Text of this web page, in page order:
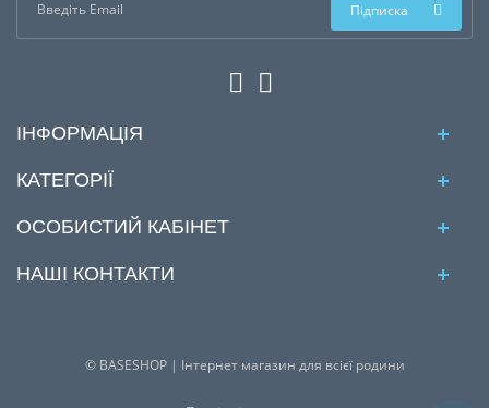
Підписка
ІНФОРМАЦІЯ
КАТЕГОРІЇ
ОСОБИСТИЙ КАБІНЕТ
НАШІ КОНТАКТИ
© BASESHOP | Інтернет магазин для всієї родини